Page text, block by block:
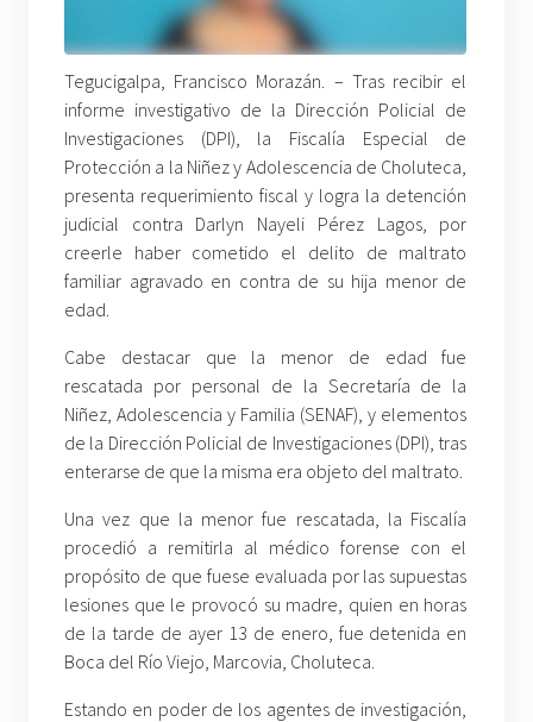
Tegucigalpa, Francisco Morazán. – Tras recibir el
informe investigativo de la Dirección Policial de
Investigaciones (DPI), la Fiscalía Especial de
Protección a la Niñez y Adolescencia de Choluteca,
presenta requerimiento fiscal y logra la detención
judicial contra Darlyn Nayeli Pérez Lagos, por
creerle haber cometido el delito de maltrato
familiar agravado en contra de su hija menor de
edad.
Cabe destacar que la menor de edad fue
rescatada por personal de la Secretaría de la
Niñez, Adolescencia y Familia (SENAF), y elementos
de la Dirección Policial de Investigaciones (DPI), tras
enterarse de que la misma era objeto del maltrato.
Una vez que la menor fue rescatada, la Fiscalía
procedió a remitirla al médico forense con el
propósito de que fuese evaluada por las supuestas
lesiones que le provocó su madre, quien en horas
de la tarde de ayer 13 de enero, fue detenida en
Boca del Río Viejo, Marcovia, Choluteca.
Estando en poder de los agentes de investigación,